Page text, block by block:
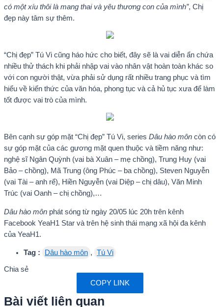
có một xíu thôi là mang thai và yêu thương con của mình”, Chị
đẹp này tâm sự thêm.
“Chị đẹp” Tú Vi cũng háo hức cho biết, đây sẽ là vai diễn ẩn chứa
nhiều thử thách khi phải nhập vai vào nhân vật hoàn toàn khác so
với con người thật, vừa phải sử dụng rất nhiều trang phục và tìm
hiểu về kiến thức của văn hóa, phong tục và cả hủ tục xưa để làm
tốt được vai trò của mình.
Bên cạnh sự góp mặt “Chị đẹp” Tú Vi, series Dâu hào môn còn có
sự góp mặt của các gương mặt quen thuộc và tiềm năng như:
nghệ sĩ Ngân Quỳnh (vai bà Xuân – mẹ chồng), Trung Huy (vai
Bảo – chồng), Mã Trung (ông Phúc – ba chồng), Steven Nguyễn
(vai Tài – anh rể), Hiền Nguyễn (vai Diệp – chị dâu), Văn Minh
Trúc (vai Oanh – chị chồng),…
Dâu hào môn phát sóng từ ngày 20/05 lúc 20h trên kênh
Facebook YeaH1 Star và trên hệ sinh thái mạng xã hội đa kênh
của YeaH1.
Tag : Dâu hào môn , Tú Vi
Chia sẻ
COPY LINK
Bài viết liên quan